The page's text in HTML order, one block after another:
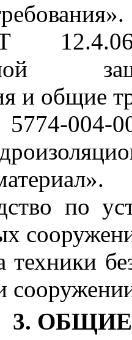
и общие
004-
по
техники
3.